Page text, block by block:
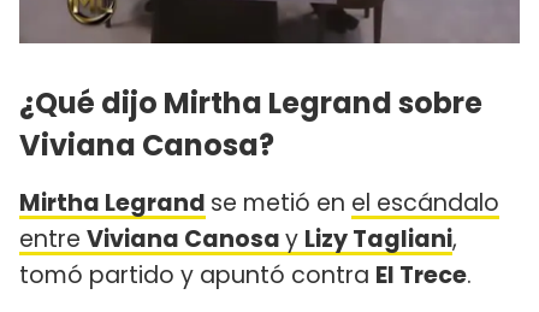
¿Qué dijo Mirtha Legrand sobre
Viviana Canosa?
Mirtha Legrand se metió en el escándalo
entre Viviana Canosay Lizy Tagliani,
tomó partido y apuntó contra El Trece.